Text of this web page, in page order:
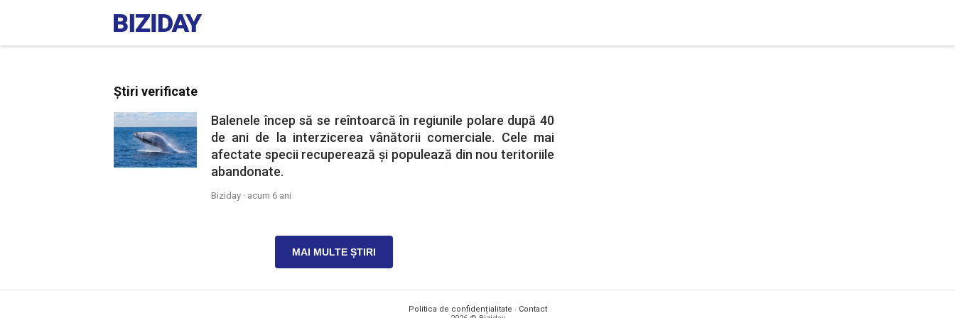
Știri verificate
Balenele încep să se reîntoarcă în regiunile polare după 40
de ani de la interzicerea vânătorii comerciale. Cele mai
afectate specii recuperează și populează din nou teritoriile
abandonate.
Biziday · acum 6 ani
MAI MULTE ȘTIRI
Politica de confidențialitate · Contact